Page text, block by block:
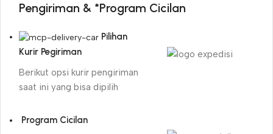
Pengiriman & *Program Cicilan
Pilihan
Kurir Pegiriman
Berikut opsi kurir pengiriman
saat ini yang bisa dipilih
Program Cicilan